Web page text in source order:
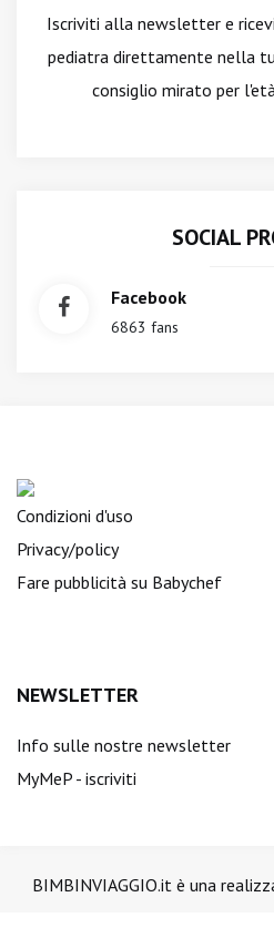
Iscriviti alla newslettere
pediatra direttamente nella
consiglio mirato per
SOCIAL
Facebook
6863 fans
Condizioni d'uso
Privacy/policy
Fare pubblicità su Babychef
NEWSLETTER
Info sulle nostre newsletter
MyMeP - iscriviti
BIMBINVIAGGIO.it è una